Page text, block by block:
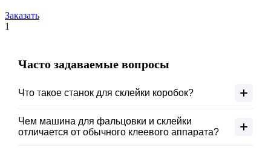
Заказать
1
Часто задаваемые вопросы
Что такое станок для склейки коробок?
Это оборудование автоматически формирует картонную
тару из плоских заготовок, соединяя боковые стенки
Чем машина для фальцовки и склейки
отличается от обычного клеевого аппарата?